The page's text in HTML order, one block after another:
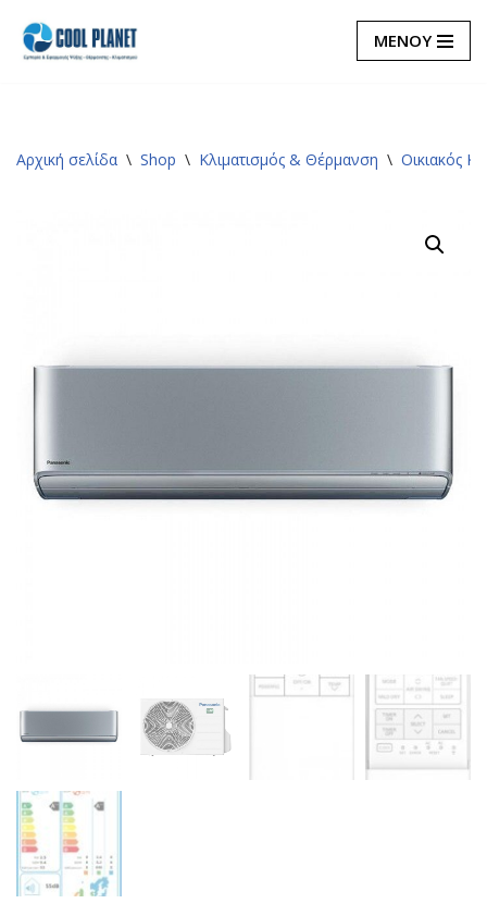
Μεταπηδήστε
ΜΕΝΟΥ
Αρχική σελίδα \ Shop \ Κλιματισμός & Θέρμανση \ Οικιακός